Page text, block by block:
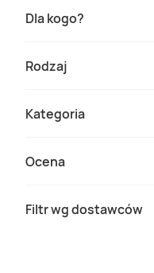
Dla kogo?
Rodzaj
Kategoria
Ocena
Filtr wg dostawców